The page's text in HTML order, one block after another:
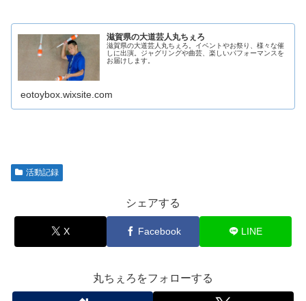
滋賀県の大道芸人丸ちぇろ
滋賀県の大道芸人丸ちぇろ。イベントやお祭り、様々な催
しに出演。ジャグリングや曲芸、楽しいパフォーマンスを
お届けします。
eotoybox.wixsite.com
活動記録
シェアする
X Facebook LINE
丸ちぇろをフォローする